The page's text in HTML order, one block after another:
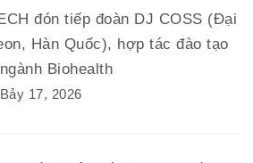
đón tiếp đoàn DJ COSS (Đại
Hàn Quốc), hợp tác đào tạo
Biohealth
17, 2026